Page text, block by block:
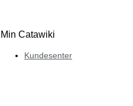
Min Catawiki
Kundesenter